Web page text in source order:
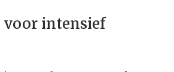
voor intensief